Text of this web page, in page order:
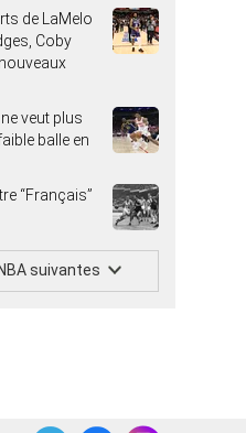
de LaMelo
Coby
veut plus
balle en
“Français”
suivantes